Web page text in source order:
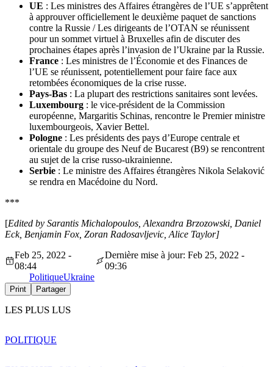
UE : Les ministres des Affaires étrangères de l’UE s’apprêtent
à approuver officiellement le deuxième paquet de sanctions
contre la Russie / Les dirigeants de l’OTAN se réunissent
pour un sommet virtuel à Bruxelles afin de discuter des
prochaines étapes après l’invasion de l’Ukraine par la Russie.
France : Les ministres de l’Économie et des Finances de
l’UE se réunissent, potentiellement pour faire face aux
retombées économiques de la crise russe.
Pays-Bas : La plupart des restrictions sanitaires sont levées.
Luxembourg : le vice-président de la Commission
européenne, Margaritis Schinas, rencontre le Premier ministre
luxembourgeois, Xavier Bettel.
Pologne : Les présidents des pays d’Europe centrale et
orientale du groupe des Neuf de Bucarest (B9) se rencontrent
au sujet de la crise russo-ukrainienne.
Serbie : Le ministre des Affaires étrangères Nikola Selaković
se rendra en Macédoine du Nord.
***
[Edited by Sarantis Michalopoulos, Alexandra Brzozowski, Daniel
Eck, Benjamin Fox, Zoran Radosavljevic, Alice Taylor]
Feb 25, 2022 -
08:44
Dernière mise à jour: Feb 25, 2022 -
09:36
PolitiqueUkraine
Print Partager
LES PLUS LUS
POLITIQUE